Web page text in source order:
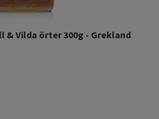
& Vilda örter 300g - Grekland